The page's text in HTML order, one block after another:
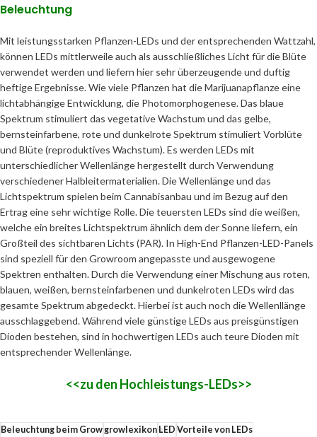
Beleuchtung
Mit leistungsstarken Pflanzen-LEDs und der entsprechenden Wattzahl,
können LEDs mittlerweile auch als ausschließliches Licht für die Blüte
verwendet werden und liefern hier sehr überzeugende und duftig
heftige Ergebnisse. Wie viele Pflanzen hat die Marijuanapflanze eine
lichtabhängige Entwicklung, die Photomorphogenese. Das blaue
Spektrum stimuliert das vegetative Wachstum und das gelbe,
bernsteinfarbene, rote und dunkelrote Spektrum stimuliert Vorblüte
und Blüte (reproduktives Wachstum). Es werden LEDs mit
unterschiedlicher Wellenlänge hergestellt durch Verwendung
verschiedener Halbleitermaterialien. Die Wellenlänge und das
Lichtspektrum spielen beim Cannabisanbau und im Bezug auf den
Ertrag eine sehr wichtige Rolle. Die teuersten LEDs sind die weißen,
welche ein breites Lichtspektrum ähnlich dem der Sonne liefern, ein
Großteil des sichtbaren Lichts (PAR). In High-End Pflanzen-LED-Panels
sind speziell für den Growroom angepasste und ausgewogene
Spektren enthalten. Durch die Verwendung einer Mischung aus roten,
blauen, weißen, bernsteinfarbenen und dunkelroten LEDs wird das
gesamte Spektrum abgedeckt. Hierbei ist auch noch die Wellenllänge
ausschlaggebend. Während viele günstige LEDs aus preisgünstigen
Dioden bestehen, sind in hochwertigen LEDs auch teure Dioden mit
entsprechender Wellenlänge.
<<zu den Hochleistungs-LEDs>>
Beleuchtung beim GrowgrowlexikonLED Vorteile von LEDs